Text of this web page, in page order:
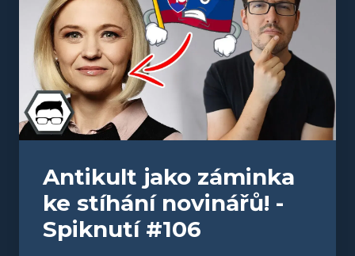
Antikult jako záminka
ke stíhání novinářů! -
Spiknutí #106